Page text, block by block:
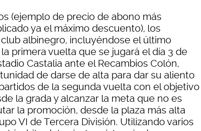
(ejemplo de precio de abono más
ya el máximo descuento), los
albinegro, incluyéndose el último
primera vuelta que se jugará el día 3 de
Castalia ante el Recambios Colón,
de darse de alta para dar su aliento
de la segunda vuelta con el objetivo
la grada y alcanzar la meta que no es
la promoción, desde la plaza más alta
VI de Tercera División. Utilizando varios